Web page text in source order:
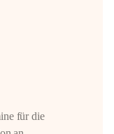
für die